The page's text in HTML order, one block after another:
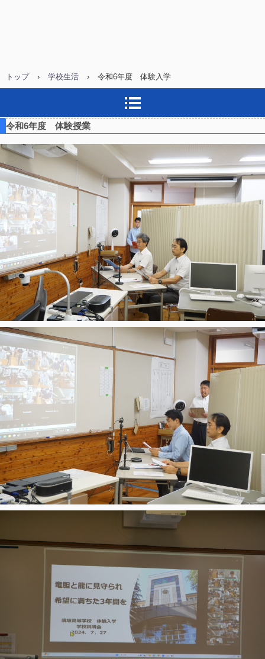
トップ › 学校生活 › 令和6年度 体験入学
令和6年度 体験授業